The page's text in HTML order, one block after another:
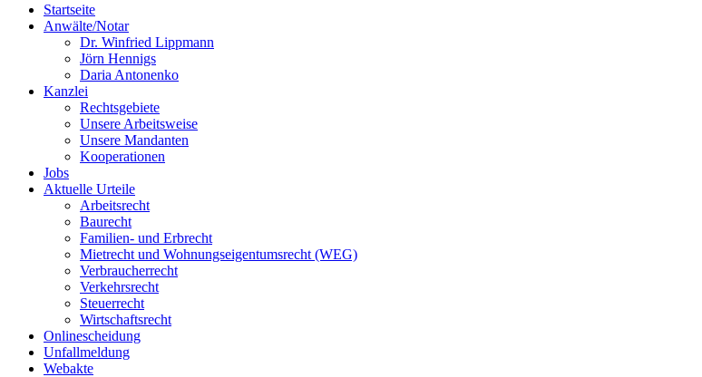
Startseite
Anwälte/Notar
Dr. Winfried Lippmann
Jörn Hennigs
Daria Antonenko
Kanzlei
Rechtsgebiete
Unsere Arbeitsweise
Unsere Mandanten
Kooperationen
Jobs
Aktuelle Urteile
Arbeitsrecht
Baurecht
Familien- und Erbrecht
Mietrecht und Wohnungseigentumsrecht (WEG)
Verbraucherrecht
Verkehrsrecht
Steuerrecht
Wirtschaftsrecht
Onlinescheidung
Unfallmeldung
Webakte